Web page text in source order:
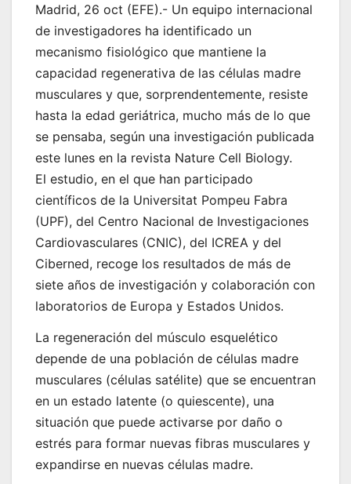
Madrid, 26 oct (EFE).- Un equipo internacional
de investigadores ha identificado un
mecanismo fisiológico que mantiene la
capacidad regenerativa de las células madre
musculares y que, sorprendentemente, resiste
hasta la edad geriátrica, mucho más de lo que
se pensaba, según una investigación publicada
este lunes en la revista Nature Cell Biology.
El estudio, en el que han participado
científicos de la Universitat Pompeu Fabra
(UPF), del Centro Nacional de Investigaciones
Cardiovasculares (CNIC), del ICREA y del
Ciberned, recoge los resultados de más de
siete años de investigación y colaboración con
laboratorios de Europa y Estados Unidos.
La regeneración del músculo esquelético
depende de una población de células madre
musculares (células satélite) que se encuentran
en un estado latente (o quiescente), una
situación que puede activarse por daño o
estrés para formar nuevas fibras musculares y
expandirse en nuevas células madre.